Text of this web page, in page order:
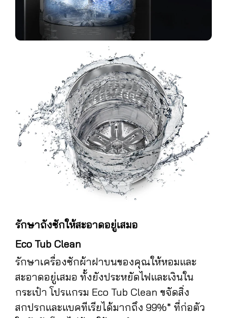
รักษาถังซักให้สะอาดอยู่เสมอ
Eco Tub Clean
รักษาเครื่องซักผ้าฝาบนของคุณให้หอมและ
สะอาดอยู่เสมอ ทั้งยังประหยัดไฟและเงินใน
กระเป๋า โปรแกรม Eco Tub Clean ขจัดสิ่ง
สกปรกและแบคทีเรียได้มากถึง 99%* ที่ก่อตัว